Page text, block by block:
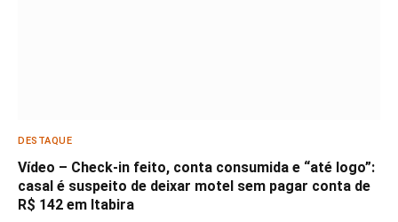
DESTAQUE
Vídeo – Check-in feito, conta consumida e “até logo”:
casal é suspeito de deixar motel sem pagar conta de
R$ 142 em Itabira